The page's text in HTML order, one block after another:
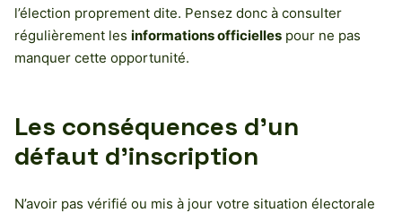
l’élection proprement dite. Pensez donc à consulter
régulièrement les informations officielles pour ne pas
manquer cette opportunité.
Les conséquences d’un
défaut d’inscription
N’avoir pas vérifié ou mis à jour votre situation électorale